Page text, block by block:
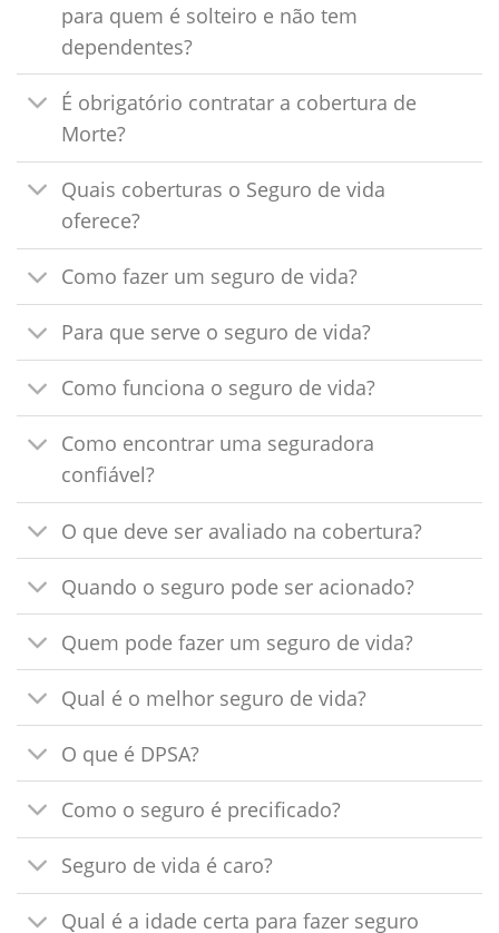
para quem é solteiro e não tem
dependentes?
É obrigatório contratar a cobertura de
Morte?
Quais coberturas o Seguro de vida
oferece?
Como fazer um seguro de vida?
Para que serve o seguro de vida?
Como funciona o seguro de vida?
Como encontrar uma seguradora
confiável?
O que deve ser avaliado na cobertura?
Quando o seguro pode ser acionado?
Quem pode fazer um seguro de vida?
Qual é o melhor seguro de vida?
O que é DPSA?
Como o seguro é precificado?
Seguro de vida é caro?
Qual é a idade certa para fazer seguro